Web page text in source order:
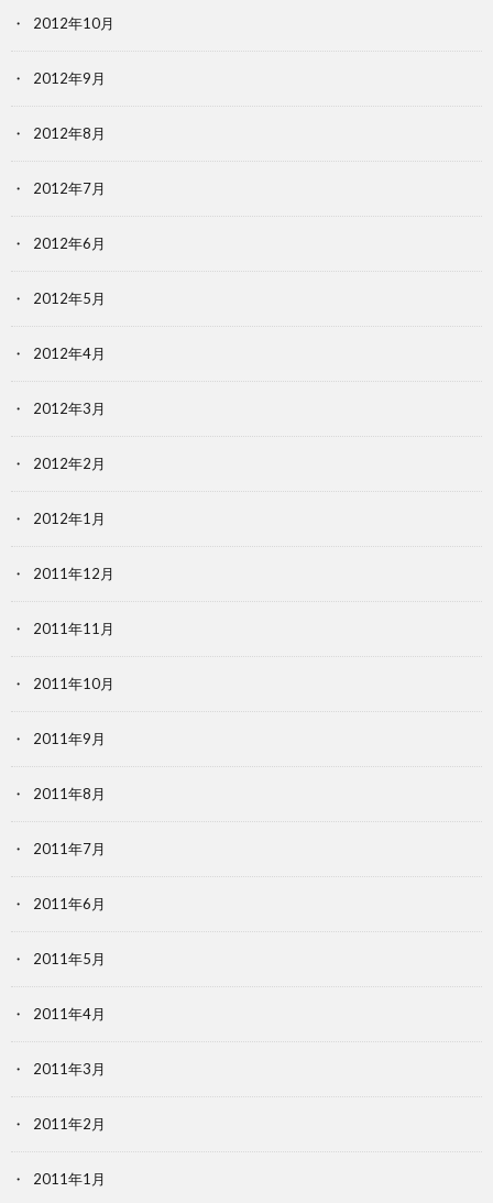
2012年10月
2012年9月
2012年8月
2012年7月
2012年6月
2012年5月
2012年4月
2012年3月
2012年2月
2012年1月
2011年12月
2011年11月
2011年10月
2011年9月
2011年8月
2011年7月
2011年6月
2011年5月
2011年4月
2011年3月
2011年2月
2011年1月